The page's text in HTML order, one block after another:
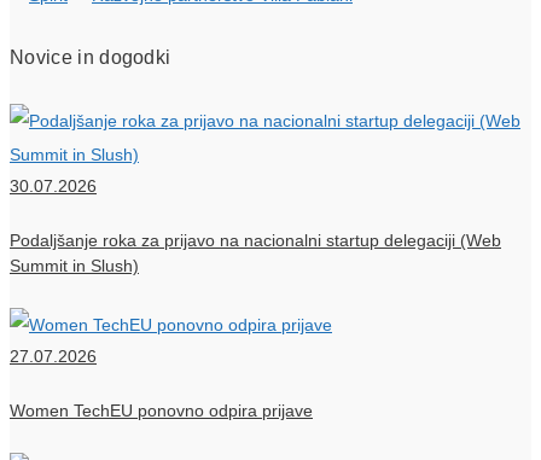
Novice in dogodki
30.07.2026
Podaljšanje roka za prijavo na nacionalni startup delegaciji (Web
Summit in Slush)
27.07.2026
Women TechEU ponovno odpira prijave